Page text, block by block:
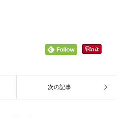
次の記事